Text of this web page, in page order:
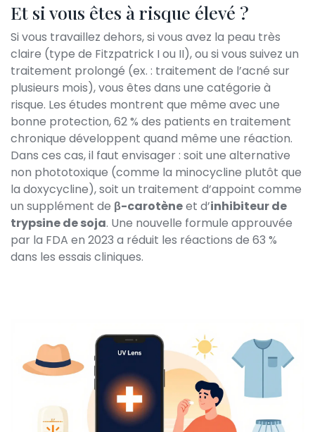
Et si vous êtes à risque élevé ?
Si vous travaillez dehors, si vous avez la peau très
claire (type de Fitzpatrick I ou II), ou si vous suivez un
traitement prolongé (ex. : traitement de l’acné sur
plusieurs mois), vous êtes dans une catégorie à
risque. Les études montrent que même avec une
bonne protection, 62 % des patients en traitement
chronique développent quand même une réaction.
Dans ces cas, il faut envisager : soit une alternative
non phototoxique (comme la minocycline plutôt que
la doxycycline), soit un traitement d’appoint comme
un supplément de β-carotèneet d’inhibiteur de
trypsine de soja. Une nouvelle formule approuvée
par la FDA en 2023 a réduit les réactions de 63 %
dans les essais cliniques.